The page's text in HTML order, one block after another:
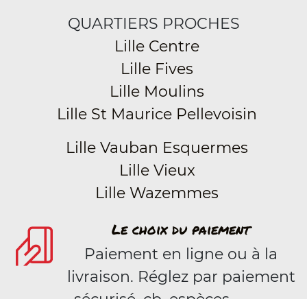
QUARTIERS PROCHES
Lille Centre
Lille Fives
Lille Moulins
Lille St Maurice Pellevoisin
Lille Vauban Esquermes
Lille Vieux
Lille Wazemmes
Le choix du paiement
Paiement en ligne ou à la
livraison. Réglez par paiement